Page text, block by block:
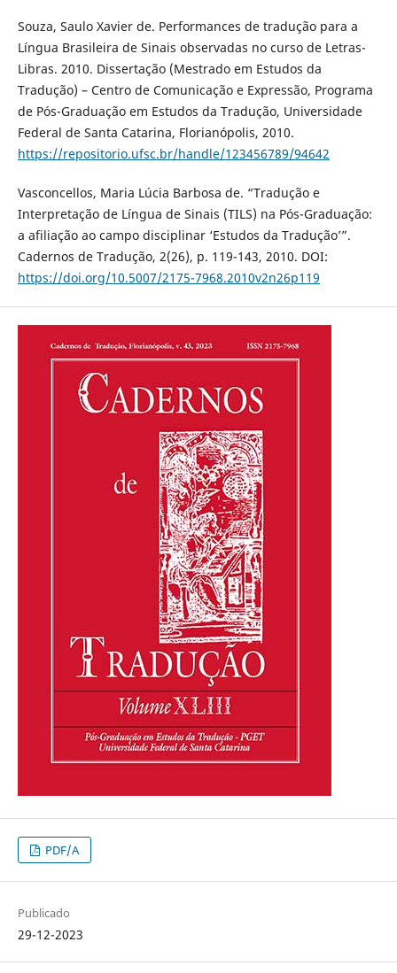
Souza, Saulo Xavier de. Performances de tradução para a
Língua Brasileira de Sinais observadas no curso de Letras-
Libras. 2010. Dissertação (Mestrado em Estudos da
Tradução) – Centro de Comunicação e Expressão, Programa
de Pós-Graduação em Estudos da Tradução, Universidade
Federal de Santa Catarina, Florianópolis, 2010.
https://repositorio.ufsc.br/handle/123456789/94642
Vasconcellos, Maria Lúcia Barbosa de. “Tradução e
Interpretação de Língua de Sinais (TILS) na Pós-Graduação:
a afiliação ao campo disciplinar ‘Estudos da Tradução’”.
Cadernos de Tradução, 2(26), p. 119-143, 2010. DOI:
https://doi.org/10.5007/2175-7968.2010v2n26p119
PDF/A
Publicado
29-12-2023